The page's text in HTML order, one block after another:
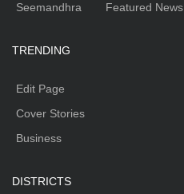
Seemandhra
Featured News
TRENDING
Edit Page
Cover Stories
Business
DISTRICTS